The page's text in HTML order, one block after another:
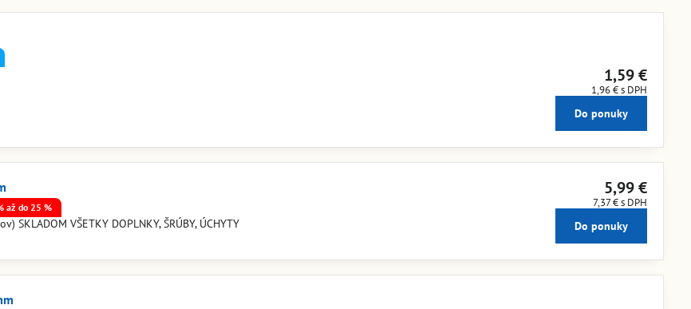
1,59 €
1,96 €s DPH
Do ponuky
až do 25 %
VŠETKY DOPLNKY, ŠRÚBY, ÚCHYTY
5,99 €
7,37 €s DPH
Do ponuky